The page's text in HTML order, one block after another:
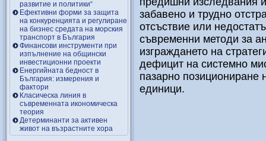
развитие и политики“
Ефективни форми за защита
на конкуренцията и регулиране
на бизнес средата на морския
транспорт в България
Финансови инструменти при
изпълнение на общински
инвестиционни проекти
Енергийната бедност в
България: измерения и
фактори
Класическа линия в
съвременната икономическа
теория
Детерминанти за активен
живот на възрастните хора
забавено и трудно
отсъствие или
съвременни методи за
изграждането на
дефицит на системно
пазарно позициониране
единици.